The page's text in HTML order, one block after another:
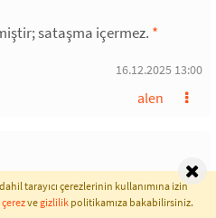
sataşma içermez. *
16.12.2025 13:00
alen
tarayıcı çerezlerinin kullanımına izin
çerezvegizlilikpolitikamıza bakabilirsiniz.